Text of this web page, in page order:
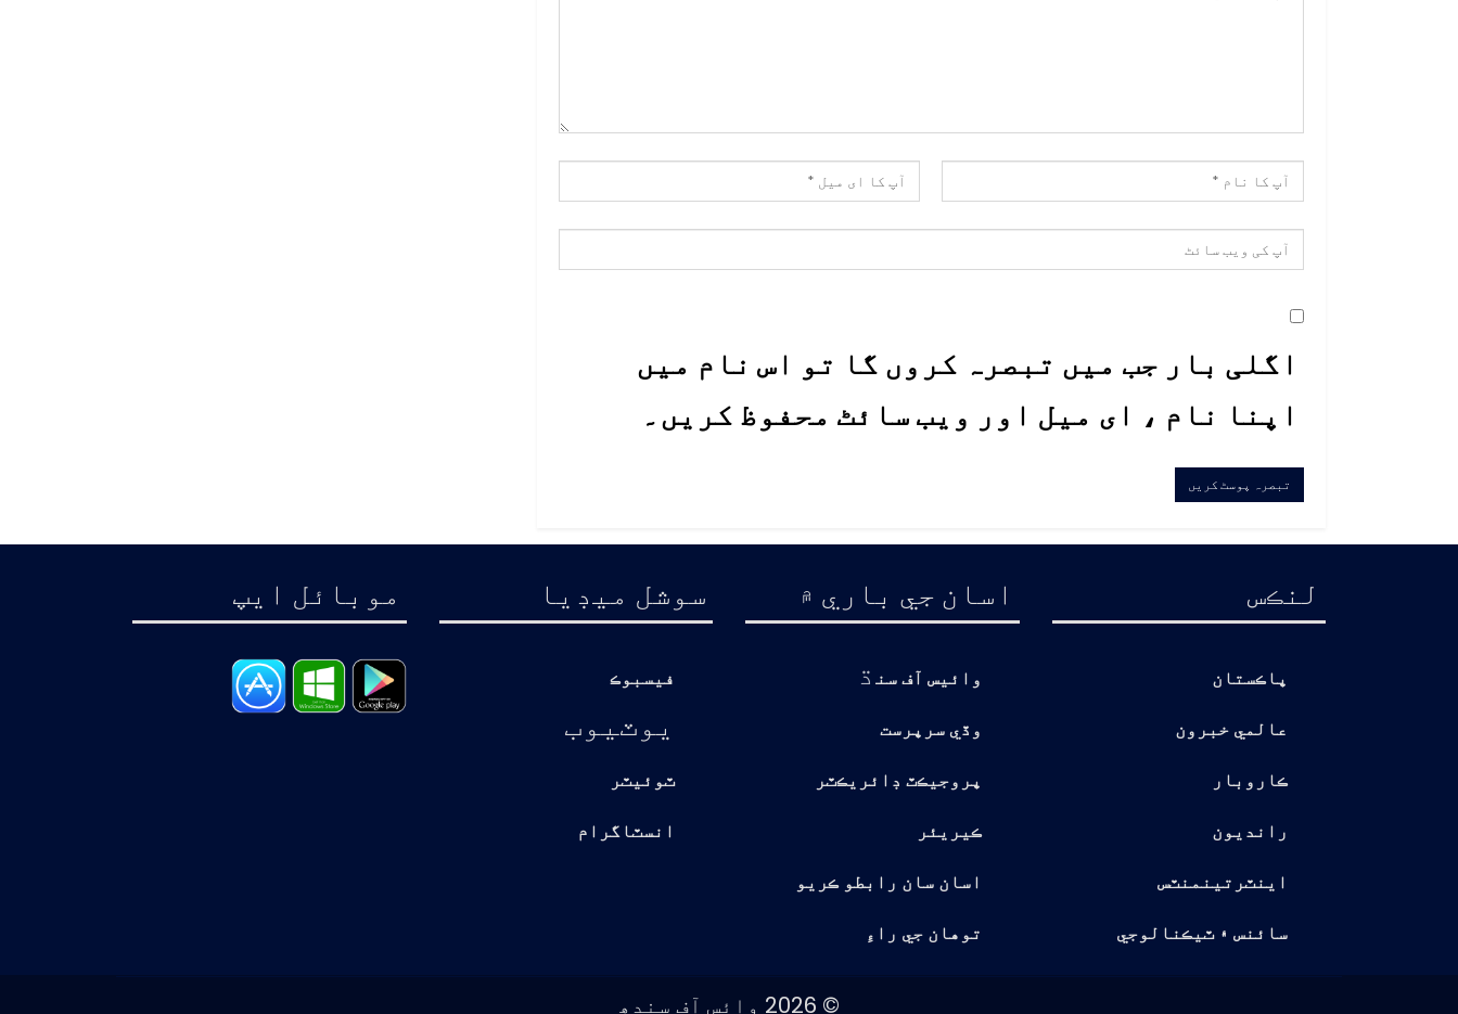
اگلی بار جب میں تبصرہ کروں گا تو اس نام میں
اپنا نام ، ای میل اور ویب سائٹ محفوظ کریں۔
لنڪس
پاڪستان
عالمي خبرون
ڪاروبار
رانديون
اينٽرتينمنٽس
سائنس ۽ ٽيڪنالوجي
اسان جي باري ۾
وائيس آف سن ڌ
وڏي سرپرست
پروجيڪٽ ڊائريڪٽر
ڪيريئر
اسان سان رابطو ڪريو
توهان جي راءِ
سوشل ميڊيا
فيسبوڪ
يوٽيوب
ٽوئيٽر
انسٽاگرام
موبائل ايپ
© 2026 وائس آف سندھ